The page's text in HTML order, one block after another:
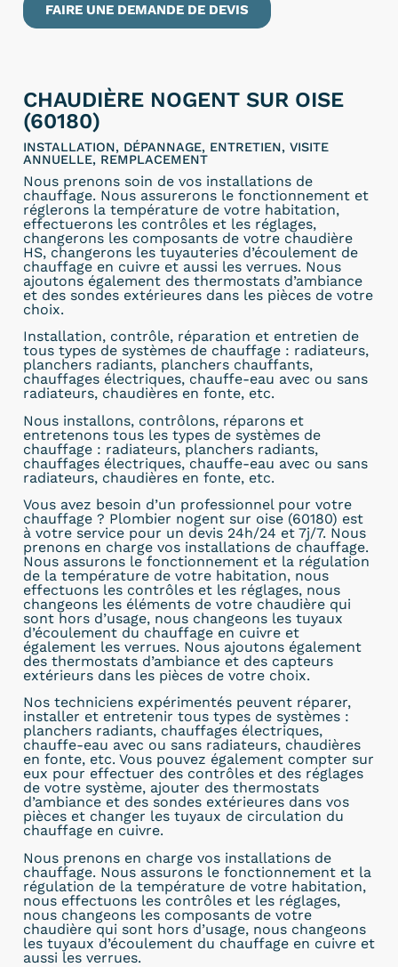
FAIRE UNE DEMANDE DE DEVIS
CHAUDIÈRE NOGENT SUR OISE
(60180)
INSTALLATION, DÉPANNAGE, ENTRETIEN, VISITE
ANNUELLE, REMPLACEMENT
Nous prenons soin de vos installations de
chauffage. Nous assurerons le fonctionnement et
réglerons la température de votre habitation,
effectuerons les contrôles et les réglages,
changerons les composants de votre chaudière
HS, changerons les tuyauteries d’écoulement de
chauffage en cuivre et aussi les verrues. Nous
ajoutons également des thermostats d’ambiance
et des sondes extérieures dans les pièces de votre
choix.
Installation, contrôle, réparation et entretien de
tous types de systèmes de chauffage : radiateurs,
planchers radiants, planchers chauffants,
chauffages électriques, chauffe-eau avec ou sans
radiateurs, chaudières en fonte, etc.
Nous installons, contrôlons, réparons et
entretenons tous les types de systèmes de
chauffage : radiateurs, planchers radiants,
chauffages électriques, chauffe-eau avec ou sans
radiateurs, chaudières en fonte, etc.
Vous avez besoin d’un professionnel pour votre
chauffage ? Plombier nogent sur oise (60180) est
à votre service pour un devis 24h/24 et 7j/7. Nous
prenons en charge vos installations de chauffage.
Nous assurons le fonctionnement et la régulation
de la température de votre habitation, nous
effectuons les contrôles et les réglages, nous
changeons les éléments de votre chaudière qui
sont hors d’usage, nous changeons les tuyaux
d’écoulement du chauffage en cuivre et
également les verrues. Nous ajoutons également
des thermostats d’ambiance et des capteurs
extérieurs dans les pièces de votre choix.
Nos techniciens expérimentés peuvent réparer,
installer et entretenir tous types de systèmes :
planchers radiants, chauffages électriques,
chauffe-eau avec ou sans radiateurs, chaudières
en fonte, etc. Vous pouvez également compter sur
eux pour effectuer des contrôles et des réglages
de votre système, ajouter des thermostats
d’ambiance et des sondes extérieures dans vos
pièces et changer les tuyaux de circulation du
chauffage en cuivre.
Nous prenons en charge vos installations de
chauffage. Nous assurons le fonctionnement et la
régulation de la température de votre habitation,
nous effectuons les contrôles et les réglages,
nous changeons les composants de votre
chaudière qui sont hors d’usage, nous changeons
les tuyaux d’écoulement du chauffage en cuivre et
aussi les verrues.